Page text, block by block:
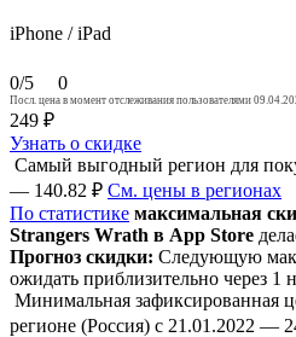
iPhone / iPad
0/5 0
Посл. цена в момент отслеживания пользователями
249 ₽
Узнать о скидке
Самый выгодный регион для
— 140.82 ₽ См. цены в регионах
По статистике максимальная
Strangers Wrath в App Store
Прогноз скидки: Следующую
ожидать приблизительно через 1
Минимальная зафиксированная
регионе (Россия) с 21.01.2022 —